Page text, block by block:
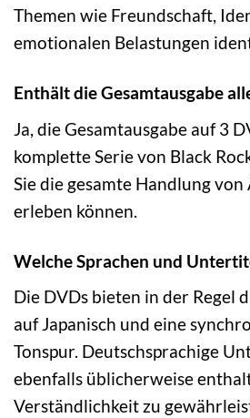
Themen wie Freundschaft,
emotionalen Belastungen
Enthält die Gesamtausgabe
Ja, die Gesamtausgabe auf 3
komplette Serie von Black
Sie die gesamte Handlung von
erleben können.
Welche Sprachen und
Die DVDs bieten in der Regel
auf Japanisch und eine
Tonspur. Deutschsprachige
ebenfalls üblicherweise
Verständlichkeit zu